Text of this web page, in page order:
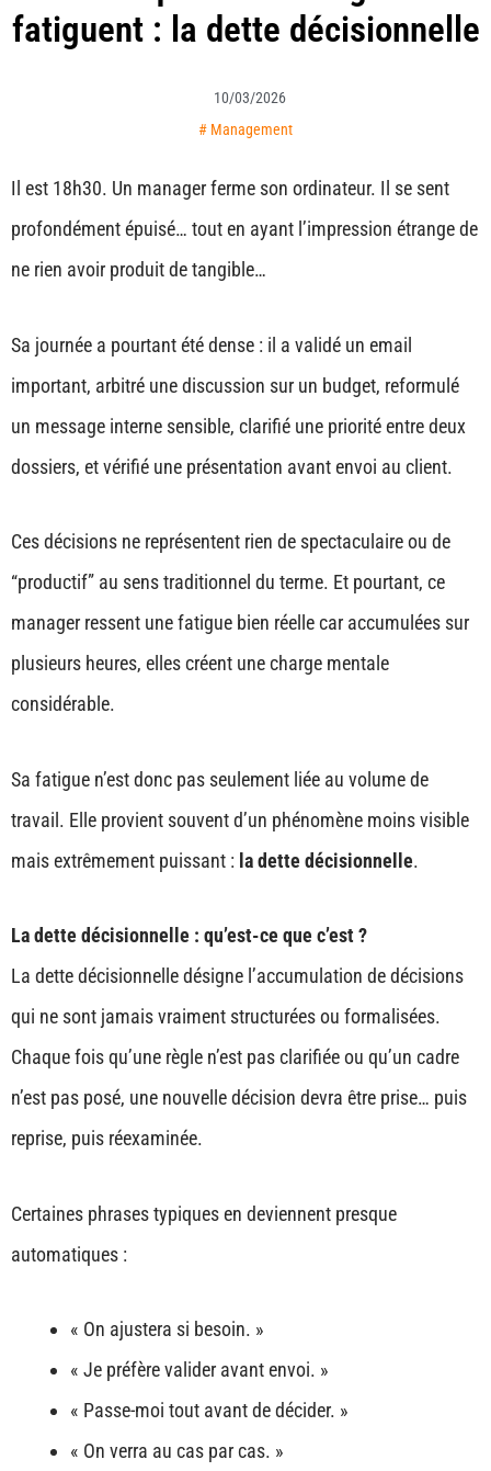
fatiguent : la dette décisionnelle
10/03/2026
# Management
Il est 18h30. Un manager ferme son ordinateur. Il se sent
profondément épuisé… tout en ayant l’impression étrange de
ne rien avoir produit de tangible…
Sa journée a pourtant été dense : il a validé un email
important, arbitré une discussion sur un budget, reformulé
un message interne sensible, clarifié une priorité entre deux
dossiers, et vérifié une présentation avant envoi au client.
Ces décisions ne représentent rien de spectaculaire ou de
“productif” au sens traditionnel du terme. Et pourtant, ce
manager ressent une fatigue bien réelle car accumulées sur
plusieurs heures, elles créent une charge mentale
considérable.
Sa fatigue n’est donc pas seulement liée au volume de
travail. Elle provient souvent d’un phénomène moins visible
mais extrêmement puissant : la dette décisionnelle.
La dette décisionnelle : qu’est-ce que c’est ?
La dette décisionnelle désigne l’accumulation de décisions
qui ne sont jamais vraiment structurées ou formalisées.
Chaque fois qu’une règle n’est pas clarifiée ou qu’un cadre
n’est pas posé, une nouvelle décision devra être prise… puis
reprise, puis réexaminée.
Certaines phrases typiques en deviennent presque
automatiques :
« On ajustera si besoin. »
« Je préfère valider avant envoi. »
« Passe-moi tout avant de décider. »
« On verra au cas par cas. »